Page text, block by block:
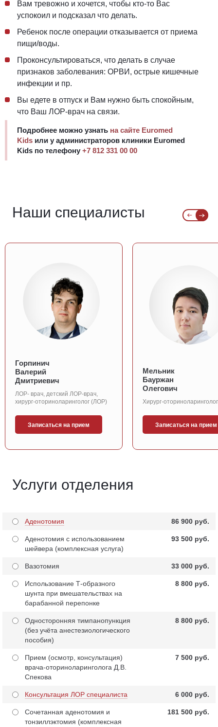
Вам тревожно и хочется, чтобы кто-то Вас
успокоил и подсказал что делать.
Ребенок после операции отказывается от приема
пищи/воды.
Проконсультироваться, что делать в случае
признаков заболевания: ОРВИ, острые кишечные
инфекции и пр.
Вы едете в отпуск и Вам нужно быть спокойным,
что Ваш ЛОР-врач на связи.
Подробнее можно узнать на сайте Euromed
Kids или у администраторов клиники Euromed
Kids по телефону +7 812 331 00 00
Наши специалисты
Горпинич
Валерий
Дмитриевич
ЛОР- врач, детский ЛОР-врач,
хирург-оториноларинголог (ЛОР)
Записаться на прием
Мельник
Бауржан
Олегович
Хирург-
Записаться на прием
Услуги отделения
Аденотомия 86 900 pуб.
Аденотомия с использованием
шейвера (комплексная услуга)
93 500 pуб.
Вазотомия 33 000 pуб.
Использование Т-образного
шунта при вмешательствах на
барабанной перепонке
8 800 pуб.
Односторонняя тимпанопункция
(без учёта анестезиологического
пособия)
8 800 pуб.
Прием (осмотр, консультация)
врача-оториноларинголога Д.В.
Спекова
7 500 pуб.
Консультация ЛОР специалиста 6 000 pуб.
Сочетанная аденотомия и
тонзиллэктомия (комплексная
181 500 pуб.